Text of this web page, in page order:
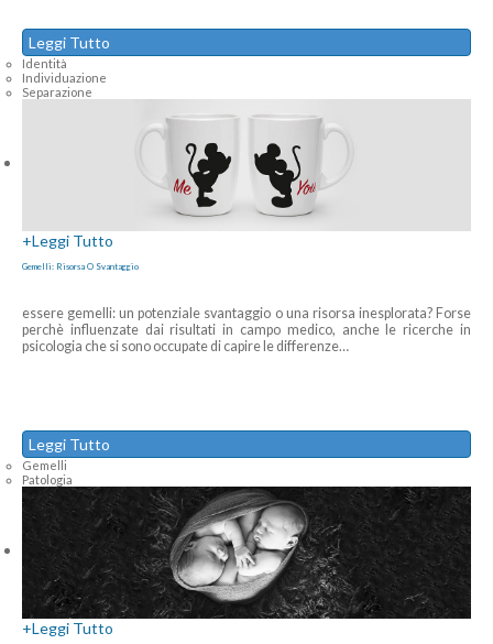
Leggi Tutto
Identità
Individuazione
Separazione
+Leggi Tutto
Gemelli: Risorsa O Svantaggio
essere gemelli: un potenziale svantaggio o una risorsa inesplorata? Forse
perchè influenzate dai risultati in campo medico, anche le ricerche in
psicologia che si sono occupate di capire le differenze…
Leggi Tutto
Gemelli
Patologia
+Leggi Tutto